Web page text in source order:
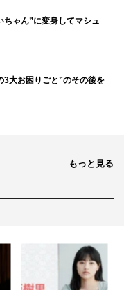
ゃん”に変身してマシュ
3大お困りごと”のその後を
もっと見る